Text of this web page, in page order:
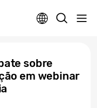
sobre
em webinar